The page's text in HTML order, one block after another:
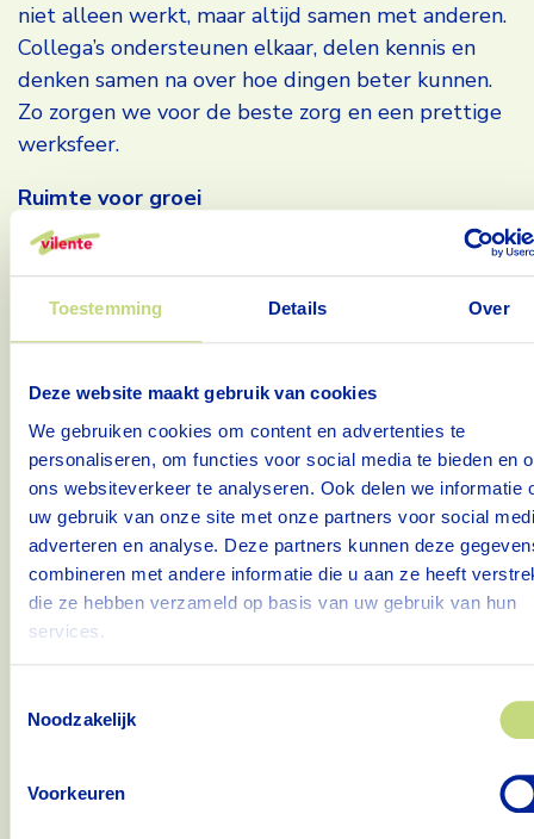
Toestemming Details Over
Deze website maakt gebruik van cookies
We gebruiken cookies om content en advertenties te
personaliseren, om functies voor social media te bieden en
ons websiteverkeer te analyseren. Ook delen we informatie
uw gebruik van onze site met onze partners voor social
adverteren en analyse. Deze partners kunnen deze
combineren met andere informatie die u aan ze heeft
die ze hebben verzameld op basis van uw gebruik van hun
services.
Noodzakelijk
Voorkeuren
niet alleen werkt, maar altijd samen met anderen.
Collega’s ondersteunen elkaar, delen kennis en
denken samen na over hoe dingen beter kunnen.
Zo zorgen we voor de beste zorg en een prettige
werksfeer.
Ruimte voor groei
Bij Vilente krijg je de kans om jezelf te blijven
ontwikkelen. Via de Vilente Academie kun je
trainingen volgen en nieuwe vaardigheden leren.
Ook wordt er geïnvesteerd in jouw werkplezier en
werk.
Innovatie en gezondheid
Vilente zet in op nieuwe technologieën en slimme
oplossingen om het werk makkelijker en
efficiënter te maken. Tegelijkertijd is er veel
aandacht voor duurzame inzetbaarheid. Dit
betekent dat Vilente je helpt om gezond en met
plezier te blijven werken, vandaag én in de
Wil jij werken in een omgeving waar jij én de
mogelijkheden bij Vilente en bouw mee aan de